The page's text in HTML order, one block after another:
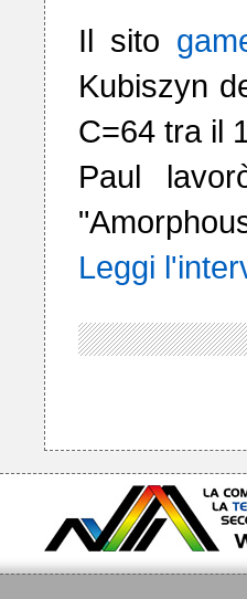
Il sito
Kubiszyn
C=64 tra il
Paul
Leggi